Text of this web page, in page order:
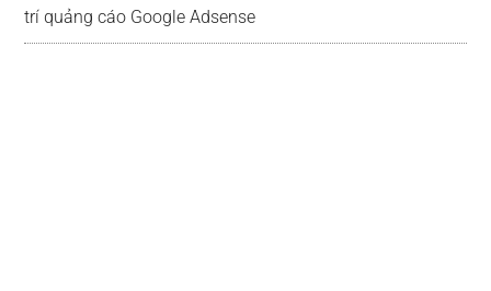
trí quảng cáo Google Adsense